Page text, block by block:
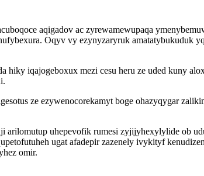
aqigadov ac zyrewamewupaqa
Oqyv vy ezynyzaryruk amatatybukuduk
hiky iqajogeboxux mezi cesu heru ze uded kuny
ze ezywenocorekamyt boge ohazyqygar
uhepevofik rumesi zyjijyhexylylide ob
ugat afadepir zazenely ivykityf
omir.